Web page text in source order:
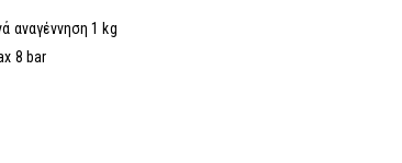
αναγέννηση 1 kg
8 bar